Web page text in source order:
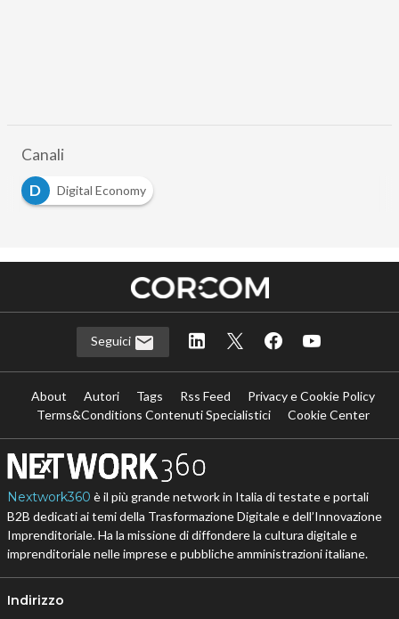
Canali
D
Digital Economy
Seguici
About Autori Tags Rss Feed
Privacy e Cookie Policy
Terms&Conditions Contenuti Specialistici
Cookie Center
Nextwork360 è il più grande network in Italia di testate e portali
B2B dedicati ai temi della Trasformazione Digitale e dell’Innovazione
Imprenditoriale. Ha la missione di diffondere la cultura digitale e
imprenditoriale nelle imprese e pubbliche amministrazioni italiane.
Indirizzo